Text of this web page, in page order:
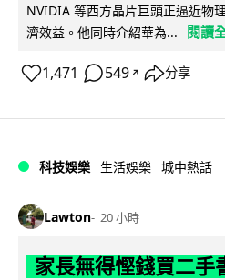
NVIDIA 等西方晶片巨頭正逼近物
濟效益。他同時介紹華為...
閱讀
1,471 549 ↗ 分享
科技娛樂 生活娛樂 城中熱話
Lawton 20 小時
家長無得慳錢買二手